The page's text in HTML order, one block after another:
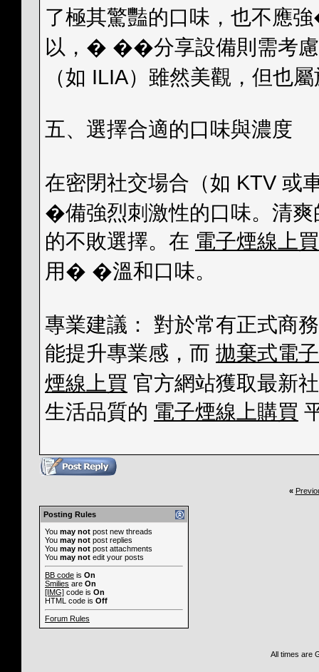
了極其驚豔的口味，也不應
以，� ��分享設備則需考慮
（如 ILIA）雖然美觀，但
五、選擇合適的口味與濃度
在密閉社交場合（如 KTV 或
�備強烈刺激性的口味。清
的不敗選擇。在 電子煙線上買
用� �溫和口味。
專業建議： 對於常有正式
能提升專業感，而 拋棄式電
煙線上買 官方網站獲取最新
生活品質的 電子煙線上購買
«
Posting Rules
You may not post new threads
You may not post replies
You may not post attachments
You may not edit your posts
BB code is On
Smilies are On
[IMG] code is On
HTML code is Off
Forum Rules
All times are